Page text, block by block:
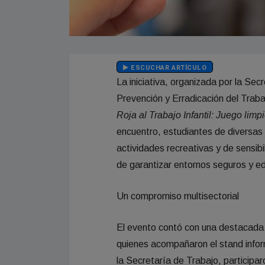
ESCUCHAR ARTÍCULO
La iniciativa, organizada por la
Prevención y Erradicación del
Roja al Trabajo Infantil: Juego
encuentro, estudiantes de
actividades recreativas y de
de garantizar entornos seguros y
Un compromiso multisectorial
El evento contó con una
quienes acompañaron el stand
la Secretaría de Trabajo,